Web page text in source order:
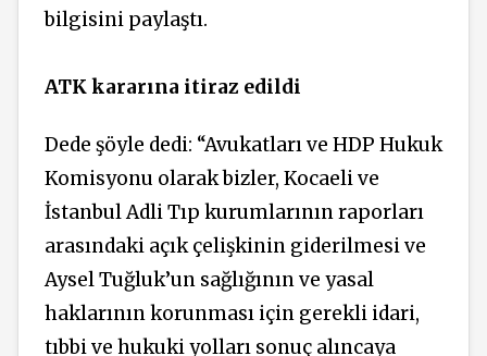
bilgisini paylaştı.
ATK kararına itiraz edildi
Dede şöyle dedi: “Avukatları ve HDP Hukuk
Komisyonu olarak bizler, Kocaeli ve
İstanbul Adli Tıp kurumlarının raporları
arasındaki açık çelişkinin giderilmesi ve
Aysel Tuğluk’un sağlığının ve yasal
haklarının korunması için gerekli idari,
tıbbi ve hukuki yolları sonuç alıncaya